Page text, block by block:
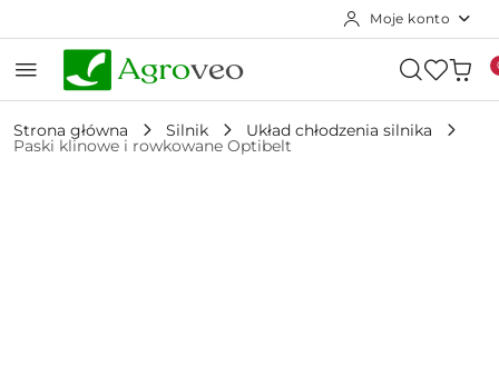
Moje konto
Strona główna Silnik Układ chłodzenia silnika
Paski klinowe i rowkowane Optibelt